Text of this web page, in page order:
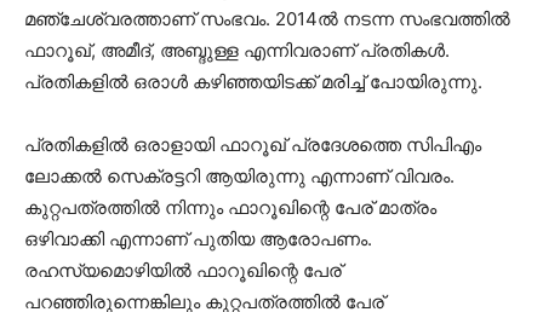
മഞ്ചേശ്വരത്താണ് സംഭവം. 2014ല്‍ നടന്ന സംഭവത്തില്‍
ഫാറൂഖ്, അമീദ്, അബ്ദുള്ള എന്നിവരാണ് പ്രതികള്‍.
പ്രതികളില്‍ ഒരാള്‍ കഴിഞ്ഞയിടക്ക് മരിച്ച്‌ പോയിരുന്നു.
പ്രതികളില്‍ ഒരാളായി ഫാറൂഖ് പ്രദേശത്തെ സിപിഎം
ലോക്കല്‍ സെക്രട്ടറി ആയിരുന്നു എന്നാണ് വിവരം.
കുറ്റപത്രത്തില്‍ നിന്നും ഫാറൂഖിന്റെ പേര് മാത്രം
ഒഴിവാക്കി എന്നാണ് പുതിയ ആരോപണം.
രഹസ്യമൊഴിയില്‍ ഫാറൂഖിന്റെ പേര്
പറഞ്ഞിരുന്നെങ്കിലും കുറ്റപത്രത്തില്‍ പേര്